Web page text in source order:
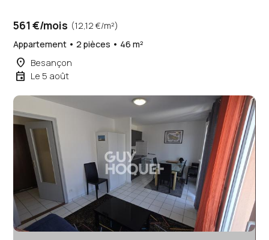
561 €/mois (12,12 €/m²)
Appartement • 2 pièces • 46 m²
place Besançon
event Le 5 août